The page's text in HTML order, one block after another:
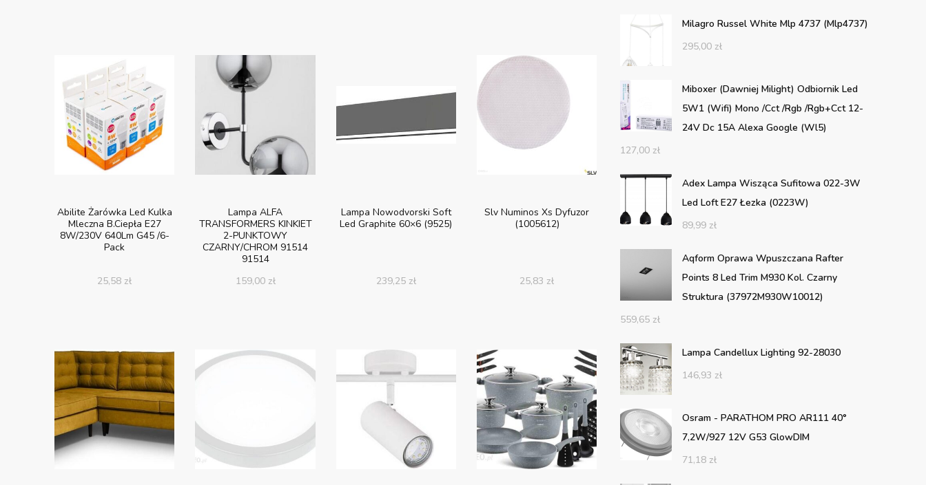
Abilite Żarówka Led Kulka
Mleczna B.Ciepła E27
8W/230V 640Lm G45 /6-
Pack
25,58 zł
Lampa ALFA
TRANSFORMERS KINKIET
2-PUNKTOWY
CZARNY/CHROM 91514
91514
159,00 zł
Lampa Nowodvorski Soft
Led Graphite 60×6 (9525)
239,25 zł
Slv Numinos Xs Dyfuzor
(1005612)
25,83 zł
Milagro Russel White Mlp 4737 (Mlp4737)
295,00 zł
Miboxer (Dawniej Milight) Odbiornik Led
5W1 (Wifi) Mono /Cct /Rgb /Rgb+Cct 12-
24V Dc 15A Alexa Google (Wl5)
127,00 zł
Adex Lampa Wisząca Sufitowa 022-3W
Led Loft E27 Łezka (0223W)
89,99 zł
Aqform Oprawa Wpuszczana Rafter
Points 8 Led Trim M930 Kol. Czarny
Struktura (37972M930W10012)
559,65 zł
Lampa Candellux Lighting 92-28030
146,93 zł
Osram - PARATHOM PRO AR111 40°
7,2W/927 12V G53 GlowDIM
71,18 zł